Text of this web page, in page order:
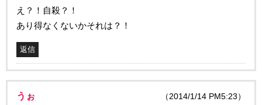
え？！自殺？！
あり得なくないかそれは？！
返信
うぉ （2014/1/14 PM5:23）